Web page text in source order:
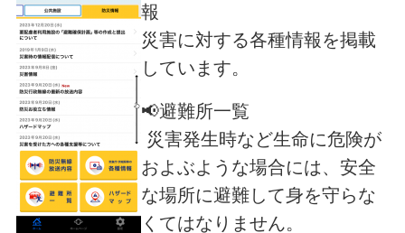
報
災害に対する各種情報を掲載
しています。
📢避難所一覧
災害発生時など生命に危険が
およぶような場合には、安全
な場所に避難して身を守らな
くてはなりません。